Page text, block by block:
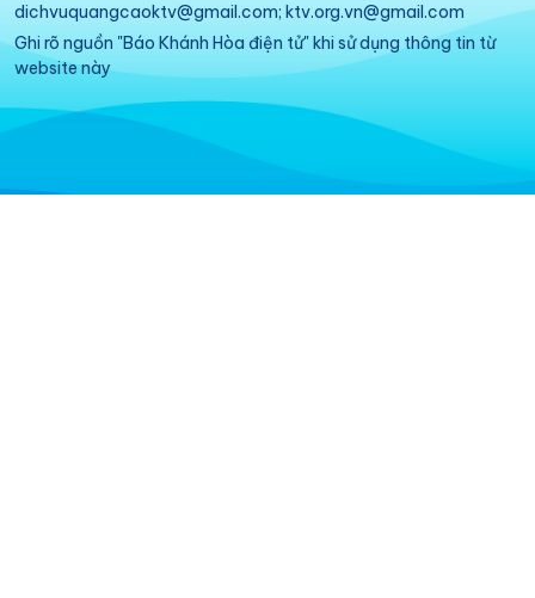
dichvuquangcaoktv@gmail.com; ktv.org.vn@gmail.com
Ghi rõ nguồn "Báo Khánh Hòa điện tử" khi sử dụng thông tin từ
website này